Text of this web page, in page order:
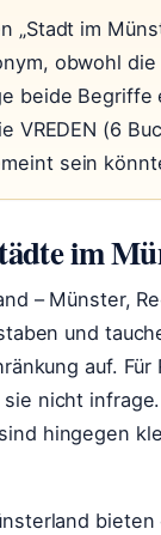
„Stadt im
obwohl
beide
VREDEN (6
sein
im
– Münster,
und
auf.
nicht
hingegen
bieten